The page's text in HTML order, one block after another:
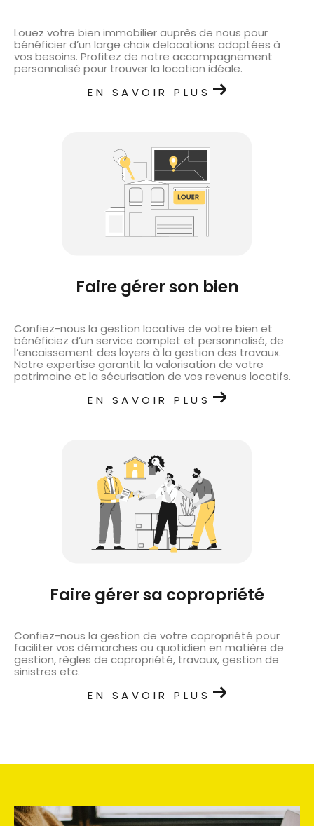
Louez votre bien immobilier auprès de nous pour
bénéficier d’un large choix delocations adaptées à
vos besoins. Profitez de notre accompagnement
personnalisé pour trouver la location idéale.
EN SAVOIR PLUS
faire gérer son bien
Confiez-nous la gestion locative de votre bien et
bénéficiez d’un service complet et personnalisé, de
l’encaissement des loyers à la gestion des travaux.
Notre expertise garantit la valorisation de votre
patrimoine et la sécurisation de vos revenus locatifs.
EN SAVOIR PLUS
faire gérer sa copropriété
Confiez-nous la gestion de votre copropriété pour
faciliter vos démarches au quotidien en matière de
gestion, règles de copropriété, travaux, gestion de
sinistres etc.
EN SAVOIR PLUS